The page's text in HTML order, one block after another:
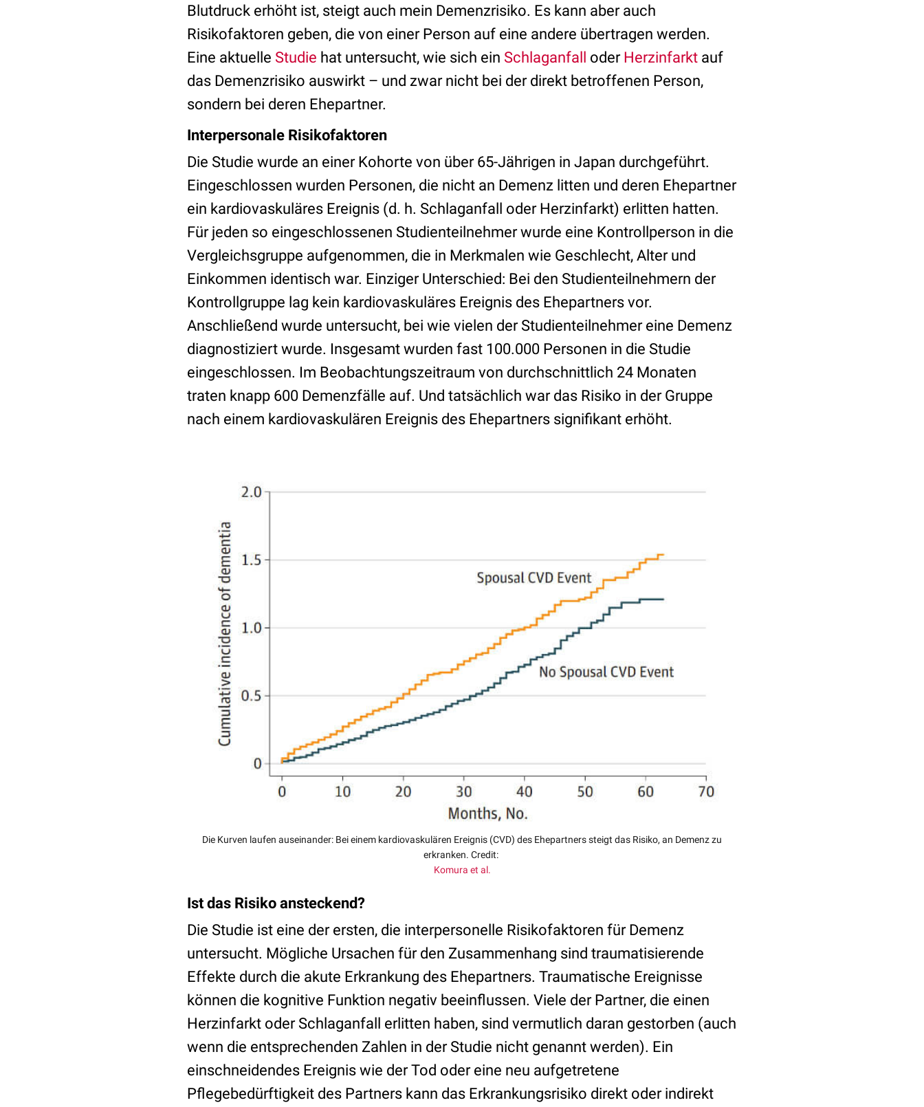
Blutdruck erhöht ist, steigt auch mein Demenzrisiko. Es kann aber auch
Risikofaktoren geben, die von einer Person auf eine andere übertragen werden.
Eine aktuelle Studie hat untersucht, wie sich ein Schlaganfall oder Herzinfarkt auf
das Demenzrisiko auswirkt – und zwar nicht bei der direkt betroffenen Person,
sondern bei deren Ehepartner.
Interpersonale Risikofaktoren
Die Studie wurde an einer Kohorte von über 65-Jährigen in Japan durchgeführt.
Eingeschlossen wurden Personen, die nicht an Demenz litten und deren Ehepartner
ein kardiovaskuläres Ereignis (d. h. Schlaganfall oder Herzinfarkt) erlitten hatten.
Für jeden so eingeschlossenen Studienteilnehmer wurde eine Kontrollperson in die
Vergleichsgruppe aufgenommen, die in Merkmalen wie Geschlecht, Alter und
Einkommen identisch war. Einziger Unterschied: Bei den Studienteilnehmern der
Kontrollgruppe lag kein kardiovaskuläres Ereignis des Ehepartners vor.
Anschließend wurde untersucht, bei wie vielen der Studienteilnehmer eine Demenz
diagnostiziert wurde. Insgesamt wurden fast 100.000 Personen in die Studie
eingeschlossen. Im Beobachtungszeitraum von durchschnittlich 24 Monaten
traten knapp 600 Demenzfälle auf. Und tatsächlich war das Risiko in der Gruppe
nach einem kardiovaskulären Ereignis des Ehepartners signifikant erhöht.
Die Kurven laufen auseinander: Bei einem kardiovaskulären Ereignis (CVD) des Ehepartners steigt das Risiko, an Demenz zu
erkranken. Credit:
Komura et al.
Ist das Risiko ansteckend?
Die Studie ist eine der ersten, die interpersonelle Risikofaktoren für Demenz
untersucht. Mögliche Ursachen für den Zusammenhang sind traumatisierende
Effekte durch die akute Erkrankung des Ehepartners. Traumatische Ereignisse
können die kognitive Funktion negativ beeinflussen. Viele der Partner, die einen
Herzinfarkt oder Schlaganfall erlitten haben, sind vermutlich daran gestorben (auch
wenn die entsprechenden Zahlen in der Studie nicht genannt werden). Ein
einschneidendes Ereignis wie der Tod oder eine neu aufgetretene
Pflegebedürftigkeit des Partners kann das Erkrankungsrisiko direkt oder indirekt